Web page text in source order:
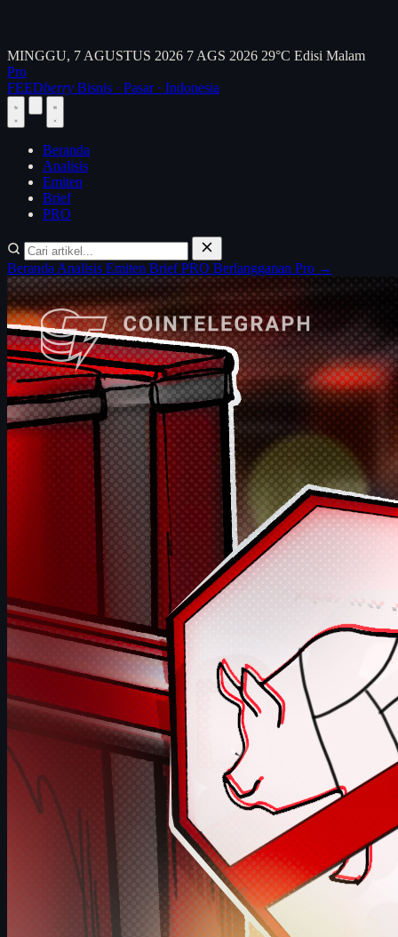
MINGGU, 7 AGUSTUS 2026 7 AGS 2026 29°C Edisi Malam
Pro
FEEDberry Bisnis · Pasar · Indonesia
Beranda
Analisis
Emiten
Brief
PRO
Beranda Analisis Emiten BriefPRO Berlangganan Pro →